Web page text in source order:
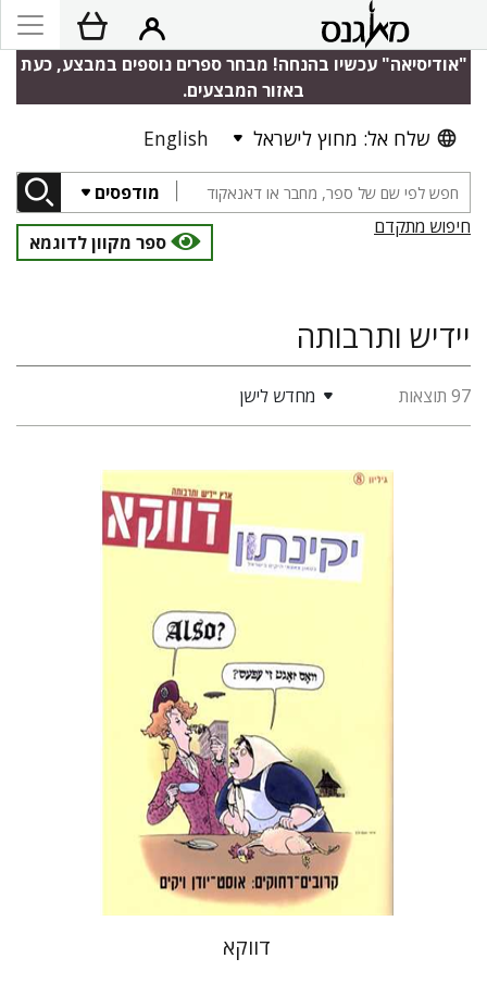
"אודיסיאה" עכשיו בהנחה! מבחר ספרים נוספים במבצע, כעת
באזור המבצעים.
שלח אל: מחוץ לישראל English
מודפסים
חיפוש מתקדם
ספר מקוון לדוגמא
יידיש ותרבותה
97 תוצאות מחדש לישן
הנחת אתר ספר מודפס
$11
$10
דווקא